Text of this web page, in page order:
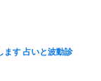
ます 占いと波動診